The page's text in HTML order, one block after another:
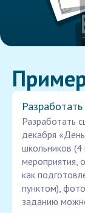
Разработать
декабря
школьников
мероприятия,
как
пунктом),
заданию